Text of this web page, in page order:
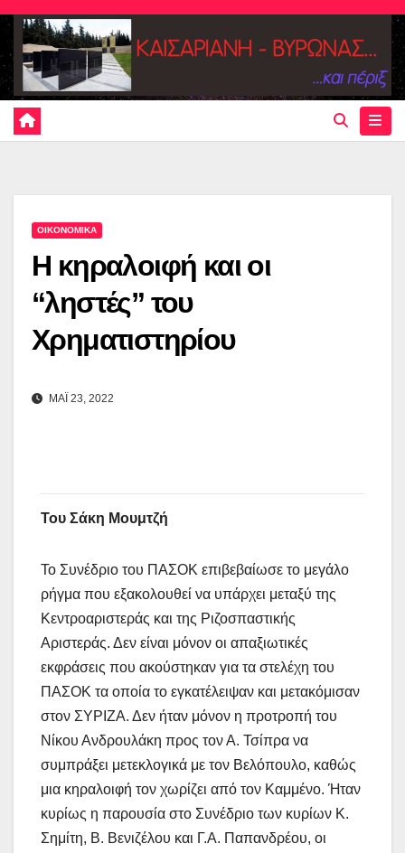
Skip
content
ΟΙΚΟΝΟΜΙΚΑ
Η κηραλοιφή και οι
“ληστές” του
Χρηματιστηρίου
ΜΑΪ 23, 2022
Του Σάκη Μουμτζή
Το Συνέδριο του ΠΑΣΟΚ επιβεβαίωσε το μεγάλο
ρήγμα που εξακολουθεί να υπάρχει μεταξύ της
Κεντροαριστεράς και της Ριζοσπαστικής
Αριστεράς. Δεν είναι μόνον οι απαξιωτικές
εκφράσεις που ακούστηκαν για τα στελέχη του
ΠΑΣΟΚ τα οποία το εγκατέλειψαν και μετακόμισαν
στον ΣΥΡΙΖΑ. Δεν ήταν μόνον η προτροπή του
Νίκου Ανδρουλάκη προς τον Α. Τσίπρα να
συμπράξει μετεκλογικά με τον Βελόπουλο, καθώς
μια κηραλοιφή τον χωρίζει από τον Καμμένο. Ήταν
κυρίως η παρουσία στο Συνέδριο των κυρίων Κ.
Σημίτη, Β. Βενιζέλου και Γ.Α. Παπανδρέου, οι